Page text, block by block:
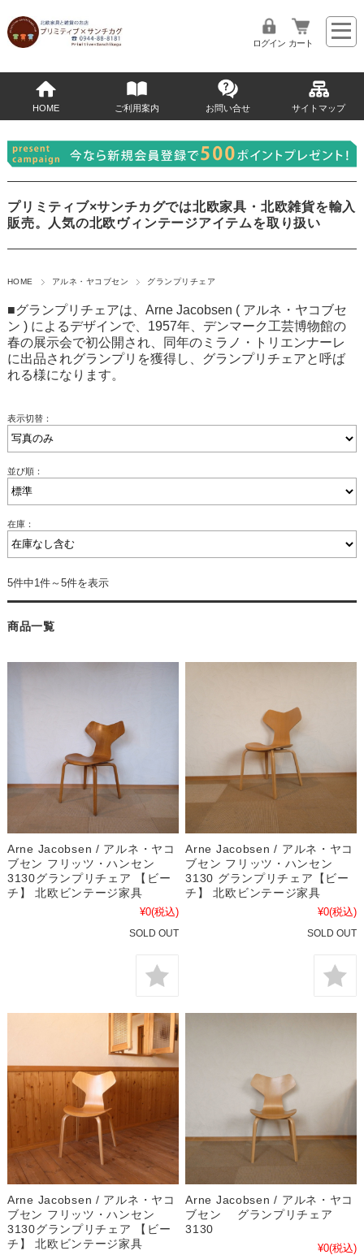
ログイン カート
HOME ご利用案内 お問い合せ サイトマップ
プリミティブ×サンチカグでは北欧家具・北欧雑貨を輸入
販売。人気の北欧ヴィンテージアイテムを取り扱い
HOME アルネ・ヤコブセン グランプリチェア
■グランプリチェアは、Arne Jacobsen ( アルネ・ヤコブセ
ン ) によるデザインで、1957年、デンマーク工芸博物館の
春の展示会で初公開され、同年のミラノ・トリエンナーレ
に出品されグランプリを獲得し、グランプリチェアと呼ば
れる様になります。
表示切替：
並び順：
在庫：
5件中1件～5件を表示
商品一覧
Arne Jacobsen / アルネ・ヤコ
ブセン フリッツ・ハンセン
3130グランプリチェア 【ビー
チ】 北欧ビンテージ家具
¥0(税込)
SOLD OUT
Arne Jacobsen / アルネ・ヤコ
ブセン フリッツ・ハンセン
3130 グランプリチェア【ビー
チ】 北欧ビンテージ家具
¥0(税込)
SOLD OUT
Arne Jacobsen / アルネ・ヤコ
ブセン フリッツ・ハンセン
3130グランプリチェア 【ビー
チ】 北欧ビンテージ家具
Arne Jacobsen / アルネ・ヤコ
ブセン グランプリチェア
3130
¥0(税込)